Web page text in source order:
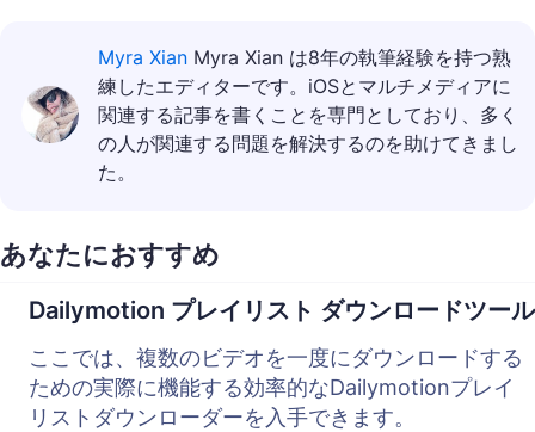
Myra Xian Myra Xian は8年の執筆経験を持つ熟
練したエディターです。iOSとマルチメディアに
関連する記事を書くことを専門としており、多く
の人が関連する問題を解決するのを助けてきまし
た。
あなたにおすすめ
Dailymotion プレイリスト ダウンロードツール
ここでは、複数のビデオを一度にダウンロードする
ための実際に機能する効率的なDailymotionプレイ
リストダウンローダーを入手できます。